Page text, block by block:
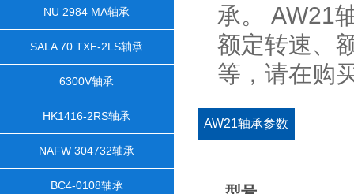
NU 2984 MA轴承
SALA 70 TXE-2LS轴承
6300V轴承
HK1416-2RS轴承
NAFW 304732轴承
BC4-0108轴承
承。 AW21
额定转速、
等，请在购
AW21轴承参数